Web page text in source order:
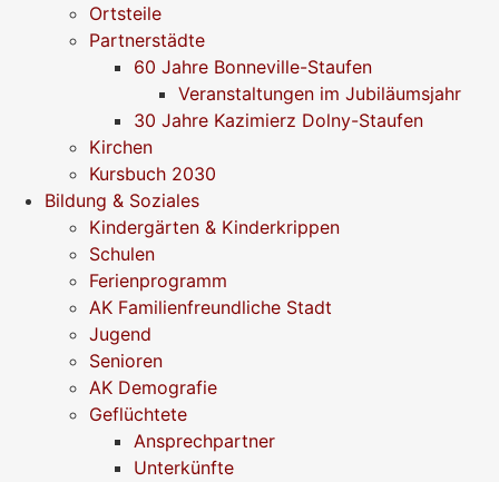
Ortsteile
Partnerstädte
60 Jahre Bonneville-Staufen
Veranstaltungen im Jubiläumsjahr
30 Jahre Kazimierz Dolny-Staufen
Kirchen
Kursbuch 2030
Bildung & Soziales
Kindergärten & Kinderkrippen
Schulen
Ferienprogramm
AK Familienfreundliche Stadt
Jugend
Senioren
AK Demografie
Geflüchtete
Ansprechpartner
Unterkünfte